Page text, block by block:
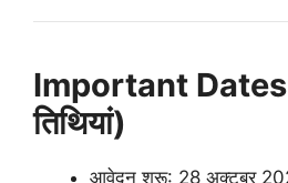
Important Dates
तिथियां)
आवेदन शुरू: 28 अक्टूबर